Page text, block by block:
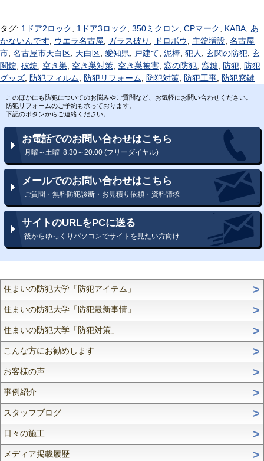
タグ: 1ドア2ロック 1ドア3ロック 350ミクロン CPマーク KABA あ
かないんです
ウエラ名古屋 ガラス破り ドロボウ 主錠増設 名古屋
市 名古屋市天白区 天白区 愛知県 戸建て 泥棒 犯人 玄関の防犯 玄
関錠 破錠 空き巣 空き巣対策 空き巣被害 窓の防犯 窓鍵 防犯 防犯
グッズ 防犯フィルム 防犯リフォーム 防犯対策 防犯工事 防犯窓鍵
このほかにも防犯についてのお悩みやご質問など、お気軽にお問い合わせください。
防犯リフォームのご予約も承っております。
下記のボタンからご連絡ください。
お電話でのお問い合わせはこちら
月曜～土曜 8:30～20:00 (フリーダイヤル)
メールでのお問い合わせはこちら
ご質問・無料防犯診断・お見積り依頼・資料請求
サイトのURLをPCに送る
後からゆっくりパソコンでサイトを見たい方向け
住まいの防犯大学「防犯アイテム」
住まいの防犯大学「防犯最新事情」
住まいの防犯大学「防犯対策」
こんな方にお勧めします
お客様の声
事例紹介
スタッフブログ
日々の施工
メディア掲載履歴